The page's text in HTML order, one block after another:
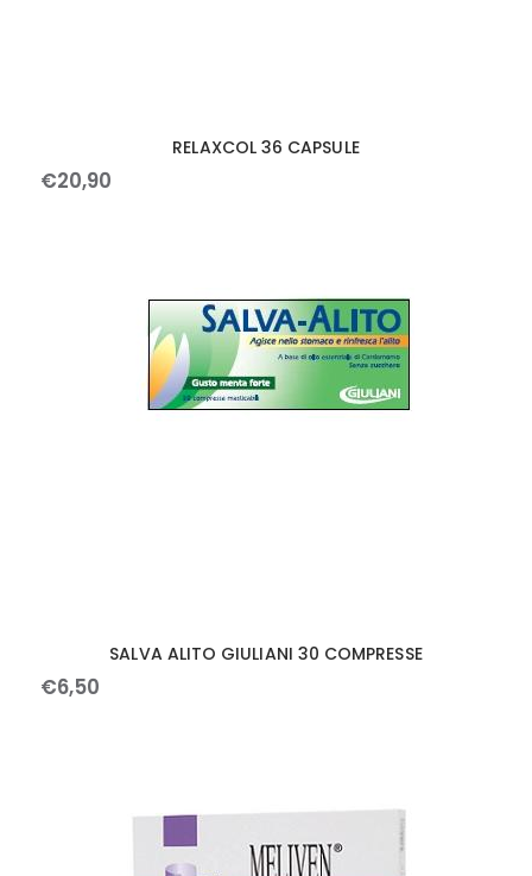
RELAXCOL 36 CAPSULE
€20,90
SALVA ALITO GIULIANI 30 COMPRESSE
€6,50